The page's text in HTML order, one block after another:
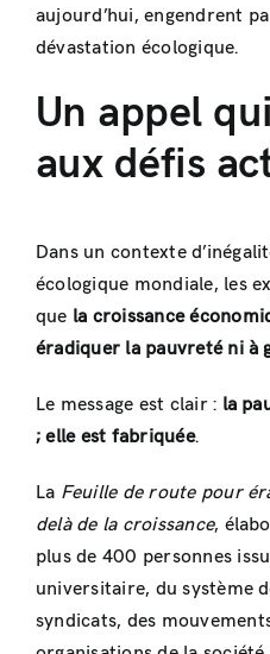
aujourd’hui, engendrent
dévastation écologique.
Un appel
aux défis
Dans un contexte
écologique mondiale, les
que la croissance
éradiquer la pauvreté ni à
Le message est clair : la
; elle est fabriquée.
La Feuille de route pour
delà de la croissance,
plus de 400 personnes
universitaire, du système
syndicats, des